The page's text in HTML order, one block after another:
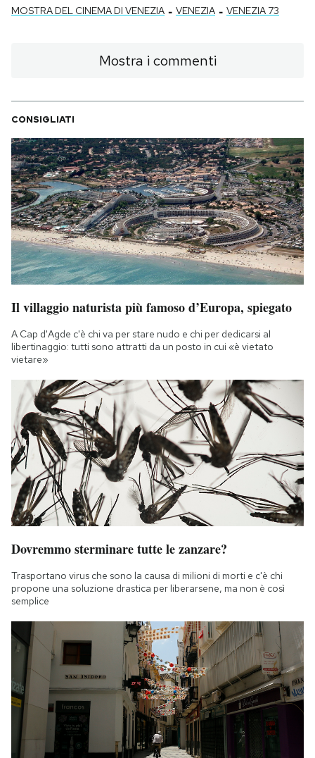
MOSTRA DEL CINEMA DI VENEZIA - VENEZIA - VENEZIA 73
Mostra i commenti
CONSIGLIATI
Il villaggio naturista più famoso d’Europa, spiegato
A Cap d'Agde c'è chi va per stare nudo e chi per dedicarsi al
libertinaggio: tutti sono attratti da un posto in cui «è vietato
vietare»
Dovremmo sterminare tutte le zanzare?
Trasportano virus che sono la causa di milioni di morti e c'è chi
propone una soluzione drastica per liberarsene, ma non è così
semplice